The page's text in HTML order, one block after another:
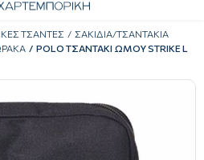
ΤΣΑΝΤΕΣ
ΣΑΚΙΔΙΑ/ΤΣΑΝΤΑΚΙΑ
POLO ΤΣΑΝΤΑΚΙ ΩΜΟΥ STRIKE L